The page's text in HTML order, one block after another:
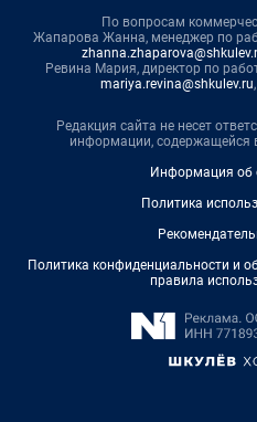
По вопросам
Жапарова Жанна, менеджер по
Ревина Мария, директор по
mariya.revina@shkulev.ru
Редакция сайта не несет
информации, содержащейся
Информация об
Политика
Политика конфиденциальности и
правила